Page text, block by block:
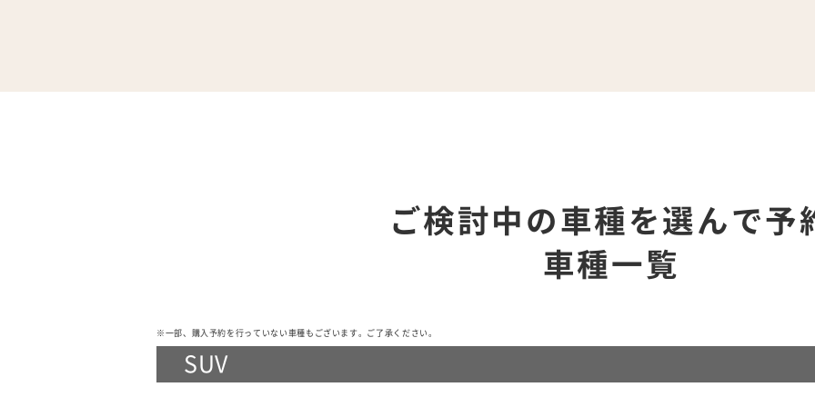
ご検討中の車種を選んで予
車種一覧
※一部、購入予約を行っていない車種もございます。ご了承ください。
SUV